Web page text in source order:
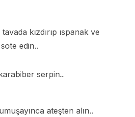
tavada kızdırıp ıspanak ve
edin..
serpin..
ateşten alın..